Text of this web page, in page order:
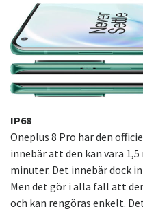
IP68
Oneplus 8 Pro har den
innebär att den kan vara
minuter. Det innebär dock
Men det gör i alla fall att
och kan rengöras enkelt.